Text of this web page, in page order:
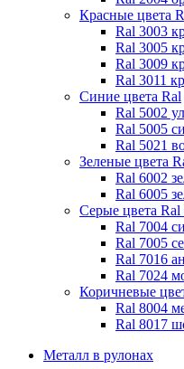
Красные цвета
Ral 3003
Ral 3005
Ral 3009
Ral 3011
Синие цвета Ral
Ral 5002
Ral 5005
Ral 5021
Зеленые цвета
Ral 6002
Ral 6005
Серые цвета Ral
Ral 7004
Ral 7005
Ral 7016
Ral 7024
Коричневые
Ral 8004
Ral 8017
Металл в рулонах